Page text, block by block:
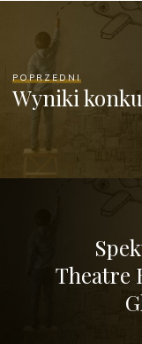
POPRZEDNI
Wyniki
Theatre